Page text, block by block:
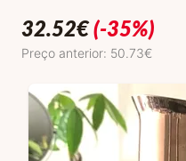
32.52€(-35%)
Preço anterior: 50.73€